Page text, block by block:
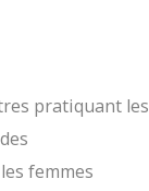
pratiquant les
femmes